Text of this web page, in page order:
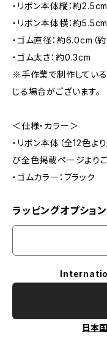
・リボン本体縦：約2.5cm
・リボン本体横：約5.5cm
・ゴム直径：約6.0cm（
・ゴム太さ：約0.3cm
※手作業で制作してい
じる場合がございます。
＜仕様・カラー＞
・リボン本体（全12色よ
び全色掲載ページよりご
・ゴムカラー：ブラック
ラッピングオプショ
日本